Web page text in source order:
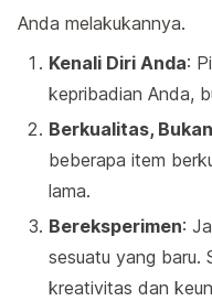
Anda melakukannya.
Kenali Diri Anda:
kepribadian Anda,
Berkualitas,
beberapa item
lama.
Bereksperimen:
sesuatu yang baru.
kreativitas dan